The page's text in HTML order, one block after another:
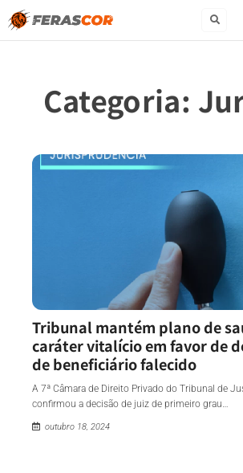
Categoria:
Tribunal mantém plano de
caráter vitalício em favor de
de beneficiário falecido
A 7ª Câmara de Direito Privado do Tribunal de
confirmou a decisão de juiz de primeiro grau…
outubro 18, 2024